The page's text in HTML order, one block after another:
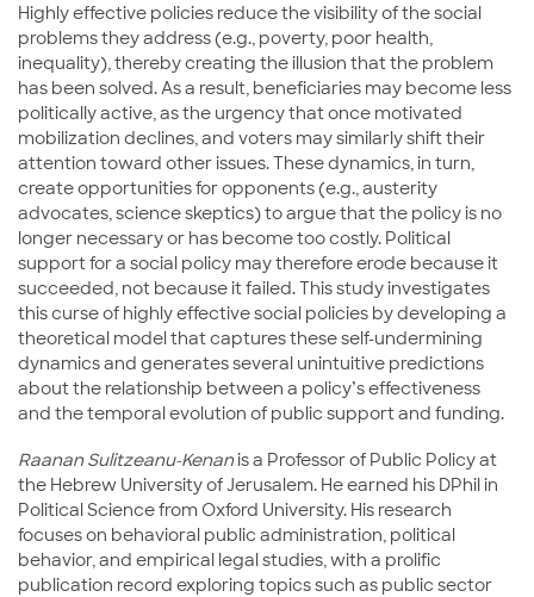
Highly effective policies reduce the visibility of the social
problems they address (e.g., poverty, poor health,
inequality), thereby creating the illusion that the problem
has been solved. As a result, beneficiaries may become less
politically active, as the urgency that once motivated
mobilization declines, and voters may similarly shift their
attention toward other issues. These dynamics, in turn,
create opportunities for opponents (e.g., austerity
advocates, science skeptics) to argue that the policy is no
longer necessary or has become too costly. Political
support for a social policy may therefore erode because it
succeeded, not because it failed. This study investigates
this curse of highly effective social policies by developing a
theoretical model that captures these self-undermining
dynamics and generates several unintuitive predictions
about the relationship between a policy’s effectiveness
and the temporal evolution of public support and funding.
Raanan Sulitzeanu-Kenanis a Professor of Public Policy at
the Hebrew University of Jerusalem. He earned his DPhil in
Political Science from Oxford University. His research
focuses on behavioral public administration, political
behavior, and empirical legal studies, with a prolific
publication record exploring topics such as public sector